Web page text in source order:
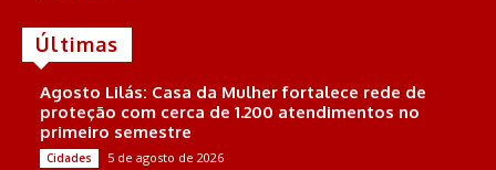
Últimas
Agosto Lilás: Casa da Mulher fortalece rede de
proteção com cerca de 1.200 atendimentos no
primeiro semestre
Cidades 5 de agosto de 2026